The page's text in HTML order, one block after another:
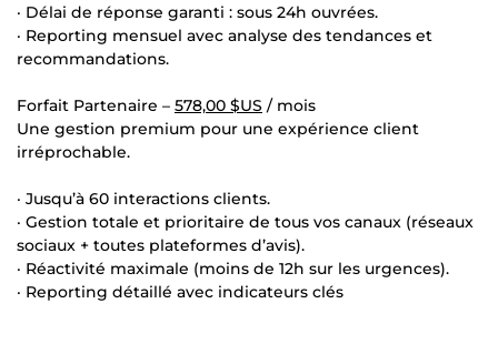
· Délai de réponse garanti : sous 24h ouvrées.
· Reporting mensuel avec analyse des tendances et
recommandations.
Forfait Partenaire – 578,00 $US / mois
Une gestion premium pour une expérience client
irréprochable.
· Jusqu’à 60 interactions clients.
· Gestion totale et prioritaire de tous vos canaux (réseaux
sociaux + toutes plateformes d’avis).
· Réactivité maximale (moins de 12h sur les urgences).
· Reporting détaillé avec indicateurs clés